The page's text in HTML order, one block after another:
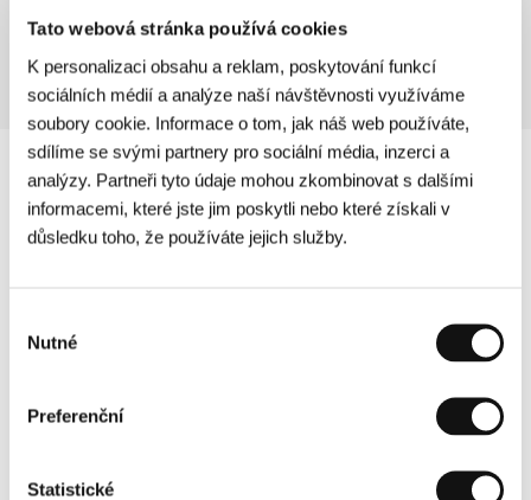
Tato webová stránka používá cookies
K personalizaci obsahu a reklam, poskytování funkcí
sociálních médií a analýze naší návštěvnosti využíváme
soubory cookie. Informace o tom, jak náš web používáte,
sdílíme se svými partnery pro sociální média, inzerci a
analýzy. Partneři tyto údaje mohou zkombinovat s dalšími
informacemi, které jste jim poskytli nebo které získali v
důsledku toho, že používáte jejich služby.
souhlasu
Nutné
Preferenční
Statistické